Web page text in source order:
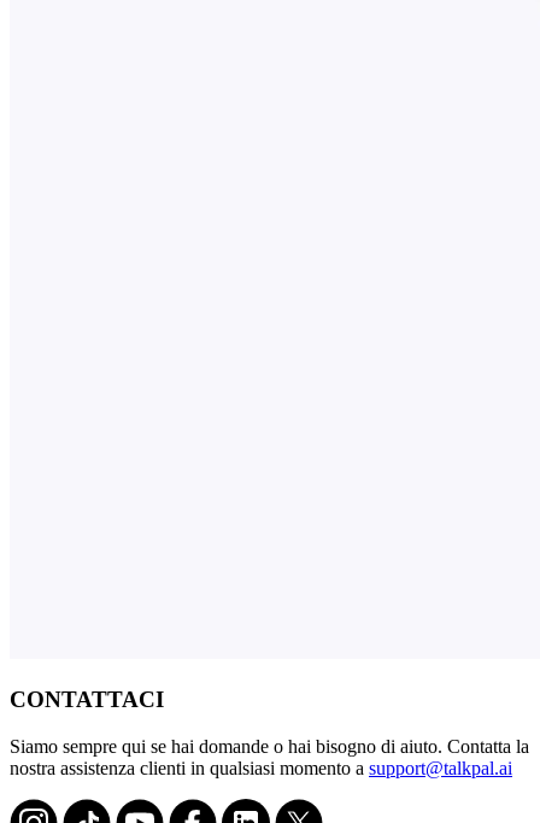
CONTATTACI
Siamo sempre qui se hai domande o hai bisogno di aiuto. Contatta la
nostra assistenza clienti in qualsiasi momento a support@talkpal.ai